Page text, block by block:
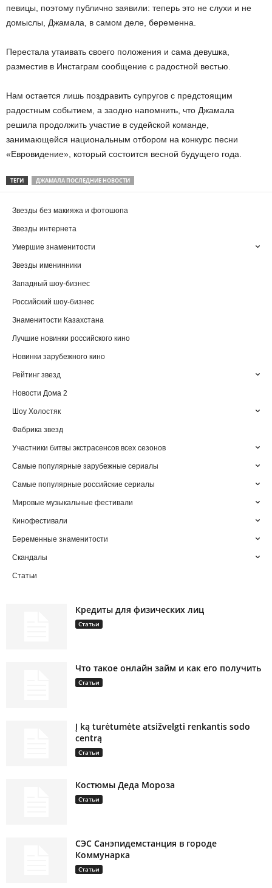
певицы, поэтому публично заявили: теперь это не слухи и не
домыслы, Джамала, в самом деле, беременна.
Перестала утаивать своего положения и сама девушка,
разместив в Инстаграм сообщение с радостной вестью.
Нам остается лишь поздравить супругов с предстоящим
радостным событием, а заодно напомнить, что Джамала
решила продолжить участие в судейской команде,
занимающейся национальным отбором на конкурс песни
«Евровидение», который состоится весной будущего года.
ТЕГИ ДЖАМАЛА ПОСЛЕДНИЕ НОВОСТИ
Звезды без макияжа и фотошопа
Звезды интернета
Умершие знаменитости
Звезды именинники
Западный шоу-бизнес
Российский шоу-бизнес
Знаменитости Казахстана
Лучшие новинки российского кино
Новинки зарубежного кино
Рейтинг звезд
Новости Дома 2
Шоу Холостяк
Фабрика звезд
Участники битвы экстрасенсов всех сезонов
Самые популярные зарубежные сериалы
Самые популярные российские сериалы
Мировые музыкальные фестивали
Кинофестивали
Беременные знаменитости
Скандалы
Статьи
Кредиты для физических лиц
Статьи
Что такое онлайн займ и как его получить
Статьи
Į ką turėtumėte atsižvelgti renkantis sodo
centrą
Статьи
Костюмы Деда Мороза
Статьи
СЭС Санэпидемстанция в городе
Коммунарка
Статьи